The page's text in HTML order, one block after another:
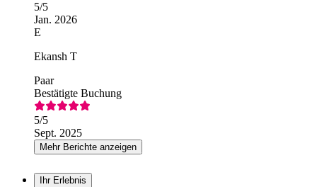
5/5
Jan. 2026
E
Ekansh T
Paar
Bestätigte Buchung
5/5
Sept. 2025
Mehr Berichte anzeigen
Ihr Erlebnis